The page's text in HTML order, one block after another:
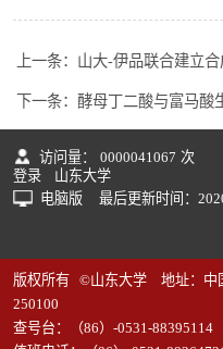
上一条： 山大-伊品联合建立
下一条： 酵母丁二酸与富马酸
访问量： 0000041067 次
登录
山东大学
电脑版
最后更新时间：
版权所有 ©山东大学 地址：中
250100
查号台：（86）-0531-88395114